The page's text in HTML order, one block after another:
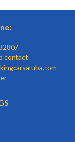
contact